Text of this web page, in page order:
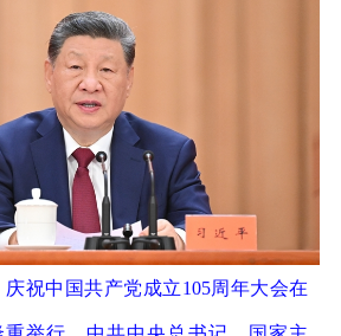
庆祝中国共产党成立105周年大会在